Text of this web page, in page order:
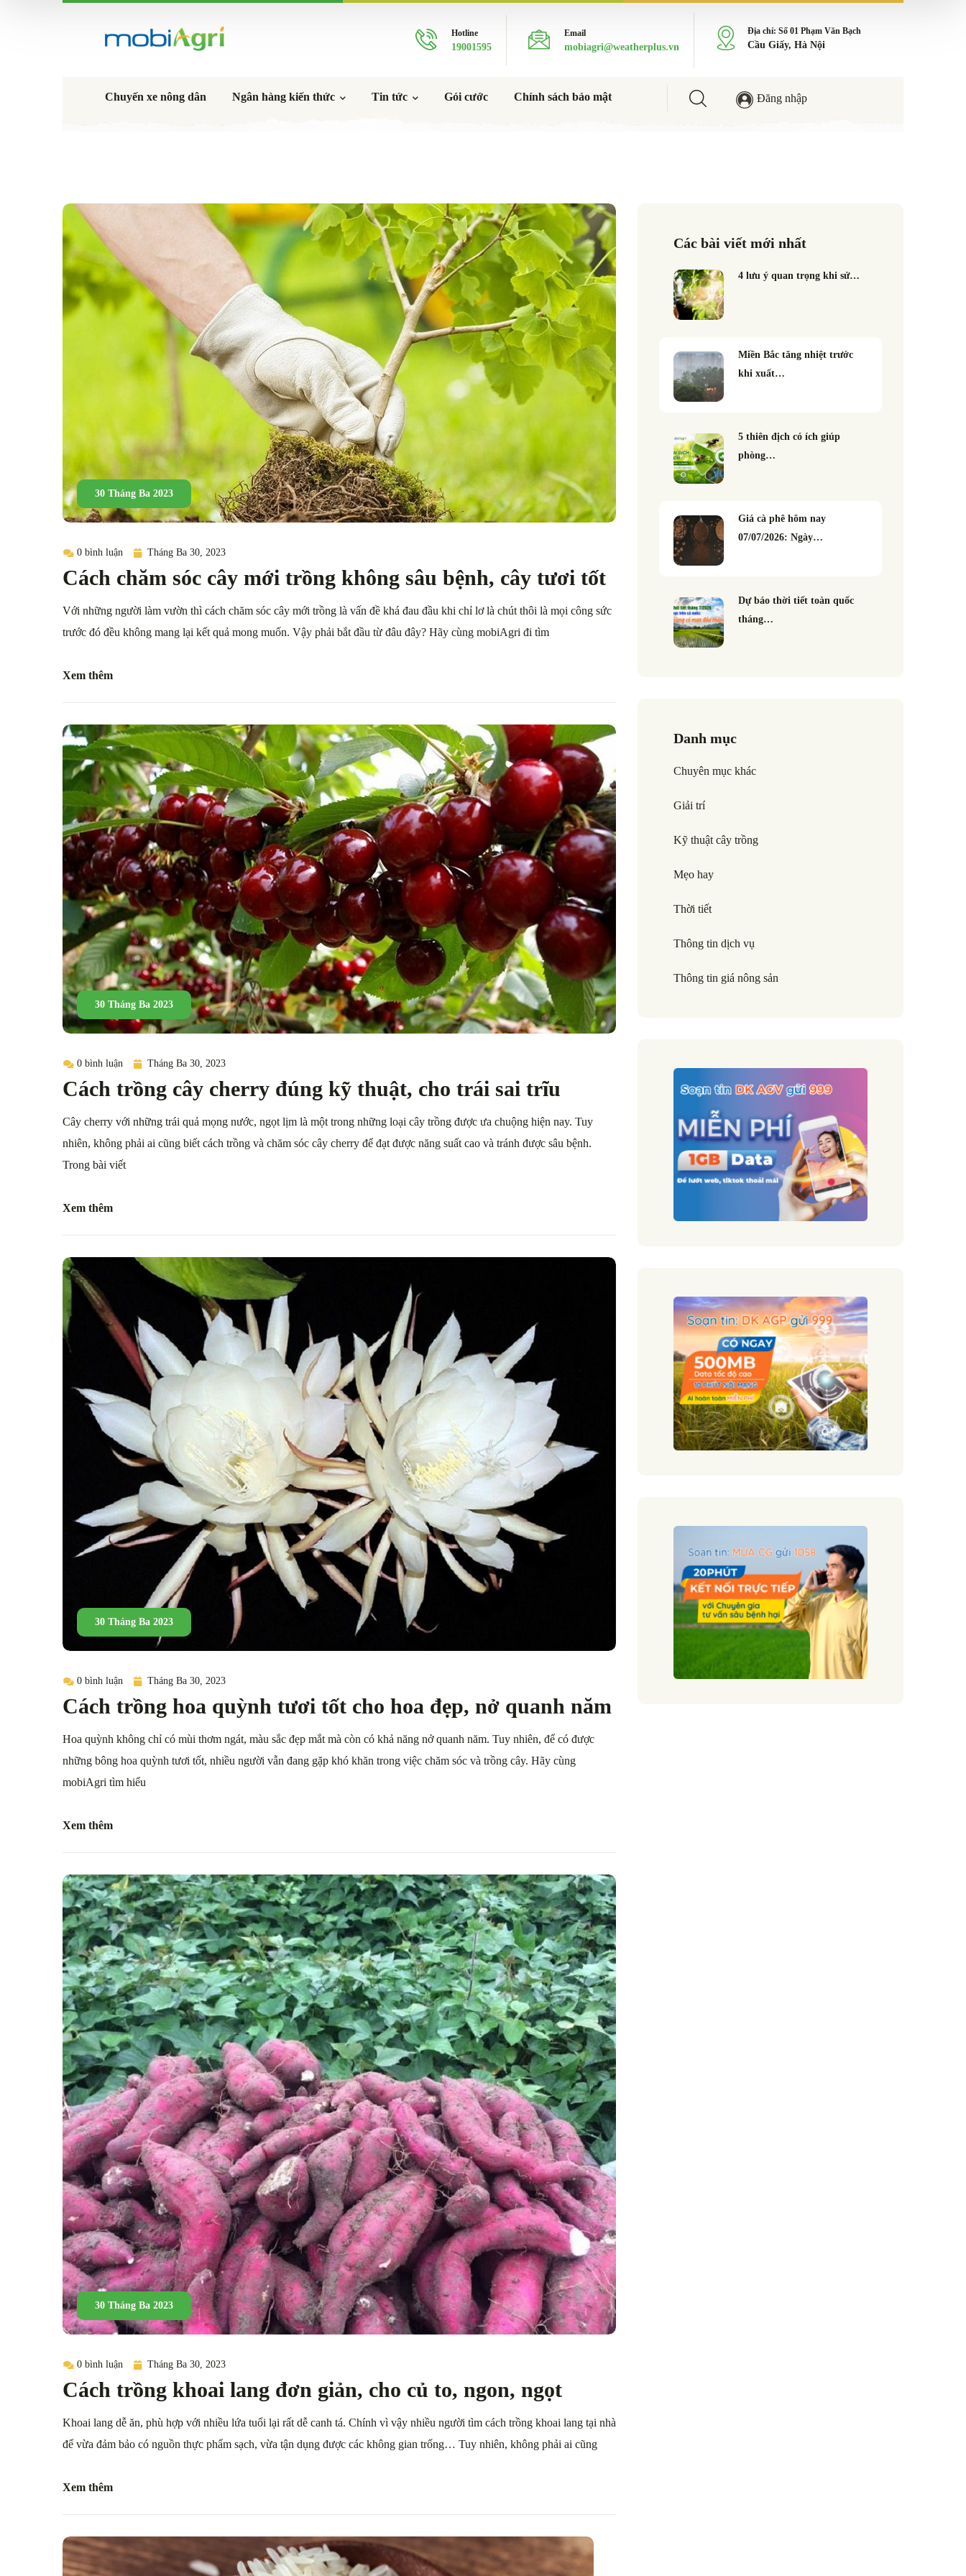
Hotline
19001595
Email
mobiagri@weatherplus.vn
Địa chỉ: Số 01 Phạm Văn Bạch
Cầu Giấy, Hà Nội
Chuyến xe nông dân Ngân hàng kiến thức Tin tức Gói cước Chính sách bảo mật Đăng nhập
30 Tháng Ba 2023
0 bình luận Tháng Ba 30, 2023
Cách chăm sóc cây mới trồng không sâu bệnh, cây tươi tốt
Với những người làm vườn thì cách chăm sóc cây mới trồng là vấn đề khá đau đầu khi chỉ lơ là chút thôi là mọi công sức
trước đó đều không mang lại kết quả mong muốn. Vậy phải bắt đầu từ đâu đây? Hãy cùng mobiAgri đi tìm
Xem thêm
30 Tháng Ba 2023
0 bình luận Tháng Ba 30, 2023
Cách trồng cây cherry đúng kỹ thuật, cho trái sai trĩu
Cây cherry với những trái quả mọng nước, ngọt lịm là một trong những loại cây trồng được ưa chuộng hiện nay. Tuy
nhiên, không phải ai cũng biết cách trồng và chăm sóc cây cherry để đạt được năng suất cao và tránh được sâu bệnh.
Trong bài viết
Xem thêm
30 Tháng Ba 2023
0 bình luận Tháng Ba 30, 2023
Cách trồng hoa quỳnh tươi tốt cho hoa đẹp, nở quanh năm
Hoa quỳnh không chỉ có mùi thơm ngát, màu sắc đẹp mắt mà còn có khả năng nở quanh năm. Tuy nhiên, để có được
những bông hoa quỳnh tươi tốt, nhiều người vẫn đang gặp khó khăn trong việc chăm sóc và trồng cây. Hãy cùng
mobiAgri tìm hiểu
Xem thêm
30 Tháng Ba 2023
0 bình luận Tháng Ba 30, 2023
Cách trồng khoai lang đơn giản, cho củ to, ngon, ngọt
Khoai lang dễ ăn, phù hợp với nhiều lứa tuổi lại rất dễ canh tá. Chính vì vậy nhiều người tìm cách trồng khoai lang tại nhà
để vừa đảm bảo có nguồn thực phẩm sạch, vừa tận dụng được các không gian trống… Tuy nhiên, không phải ai cũng
Xem thêm
Các bài viết mới nhất
4 lưu ý quan trọng khi sử…
Miền Bắc tăng nhiệt trước
khi xuất…
5 thiên địch có ích giúp
phòng…
Giá cà phê hôm nay
07/07/2026: Ngày…
Dự báo thời tiết toàn quốc
tháng…
Danh mục
Chuyên mục khác
Giải trí
Kỹ thuật cây trồng
Mẹo hay
Thời tiết
Thông tin dịch vụ
Thông tin giá nông sản